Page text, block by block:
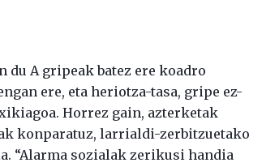
A gripeak batez ere koadro
ere, eta heriotza-tasa, gripe ez-
Horrez gain, azterketak
konparatuz, larrialdi-zerbitzuetako
“Alarma sozialak zerikusi handia